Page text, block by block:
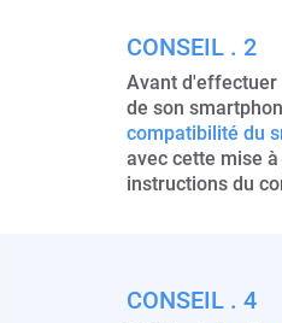
CONSEIL . 2
Avant d'effectuer
de son
compatibilité du
avec cette mise
instructions du
CONSEIL . 4